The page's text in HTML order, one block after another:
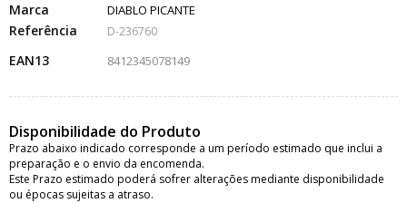
Marca DIABLO PICANTE
Referência D-236760
EAN13 8412345078149
Disponibilidade do Produto
Prazo abaixo indicado corresponde a um período estimado que inclui a
preparação e o envio da encomenda.
Este Prazo estimado poderá sofrer alterações mediante disponibilidade
ou épocas sujeitas a atraso.